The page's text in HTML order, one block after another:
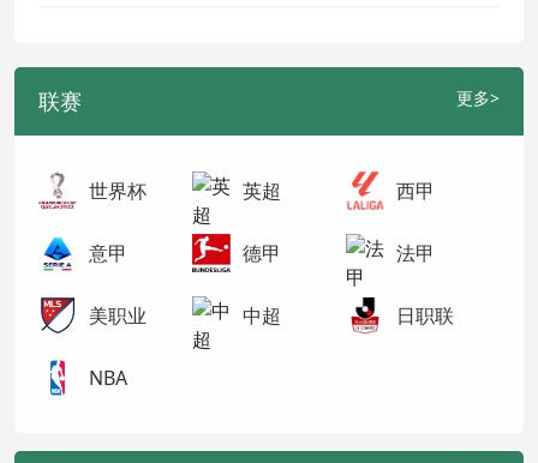
联赛 更多>
世界杯 英超 西甲
意甲 德甲 法甲
美职业 中超 日职联
NBA